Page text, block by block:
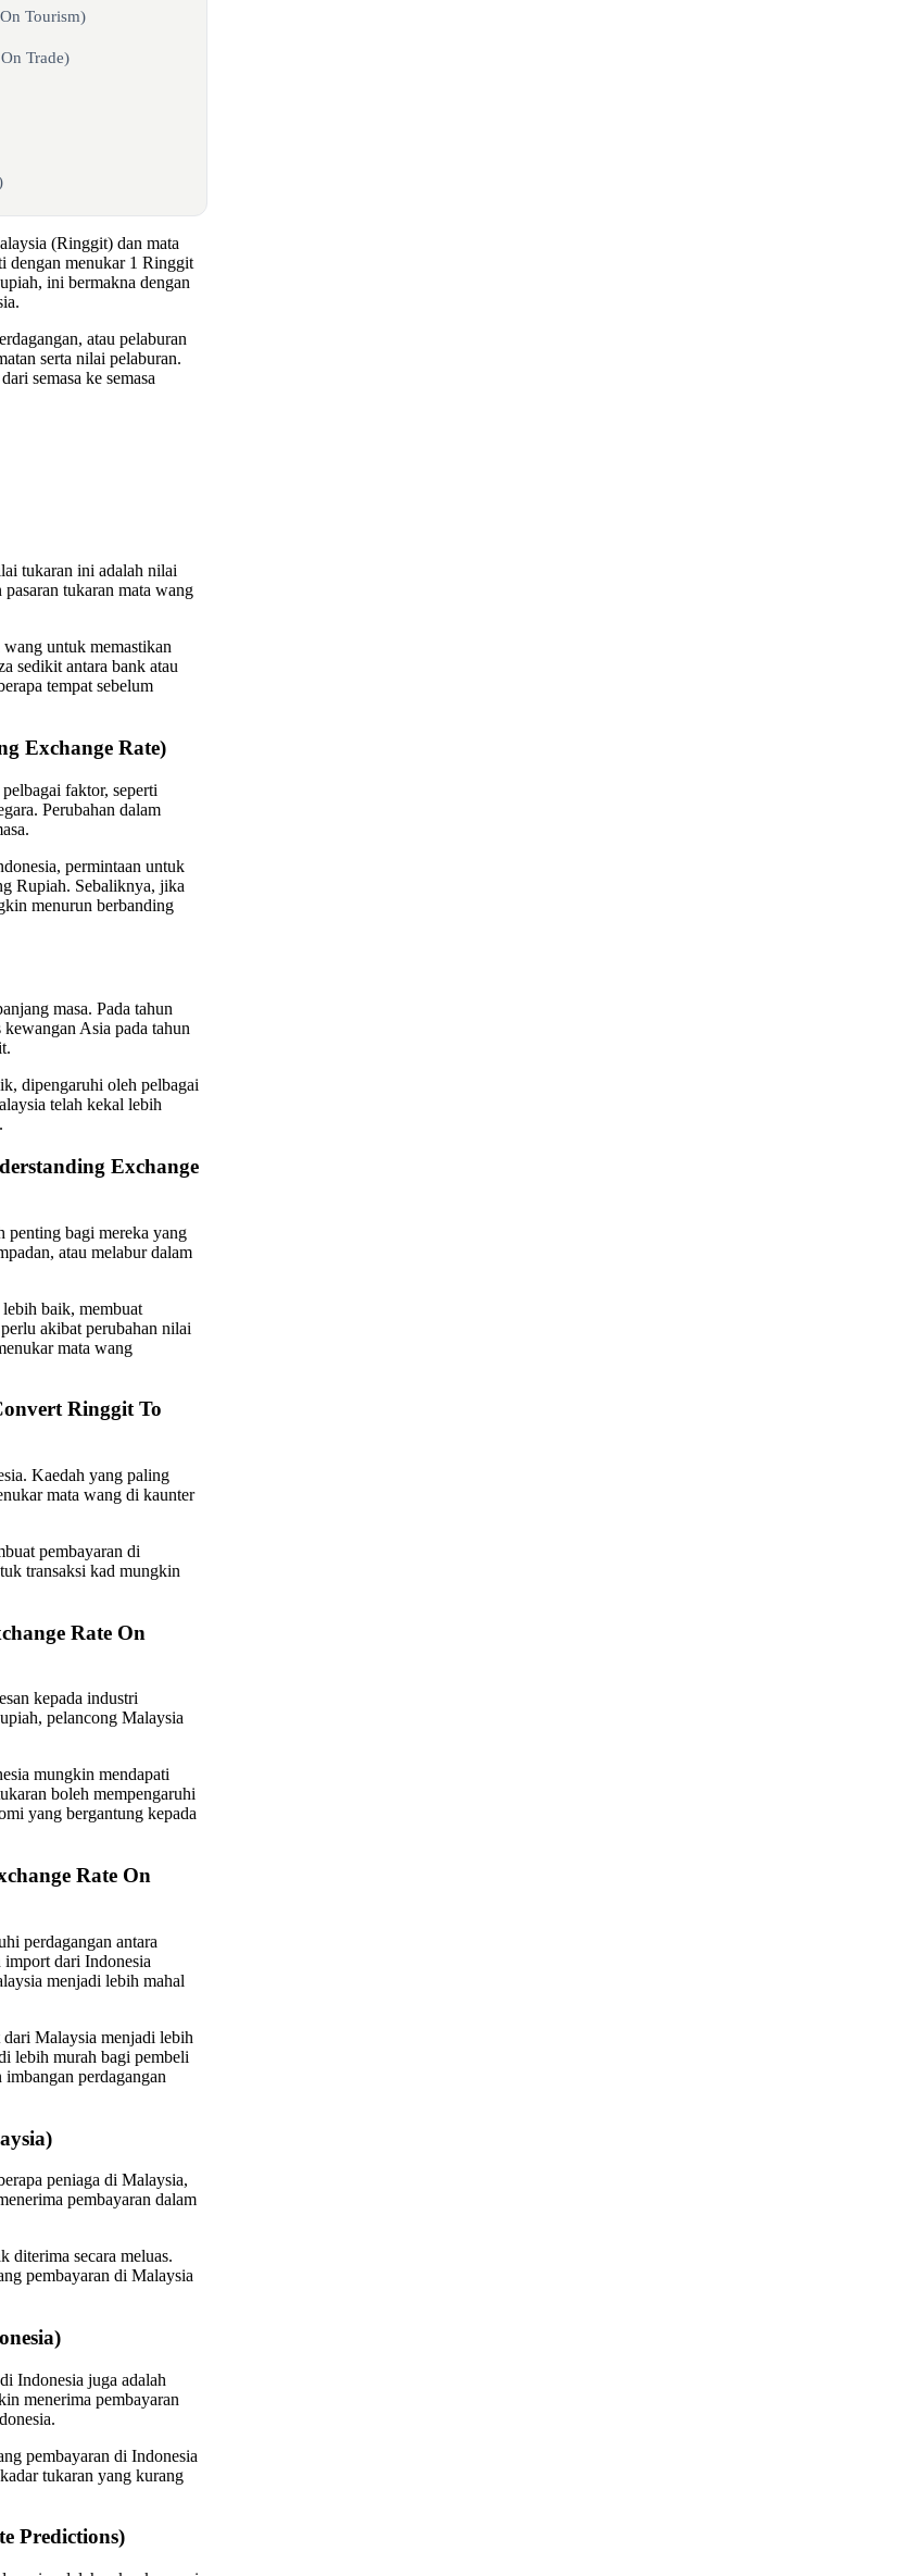
Tourism)
Trade)
(Ringgit) dan mata
dengan menukar 1 Ringgit
ini bermakna dengan
atau pelaburan
serta nilai pelaburan.
semasa ke semasa
tukaran ini adalah nilai
pasaran tukaran mata wang
untuk memastikan
sedikit antara bank atau
tempat sebelum
Exchange Rate)
faktor, seperti
Perubahan dalam
permintaan untuk
Rupiah. Sebaliknya, jika
menurun berbanding
masa. Pada tahun
Asia pada tahun
dipengaruhi oleh pelbagai
telah kekal lebih
Exchange
penting bagi mereka yang
atau melabur dalam
baik, membuat
akibat perubahan nilai
mata wang
Ringgit To
Kaedah yang paling
mata wang di kaunter
pembayaran di
transaksi kad mungkin
Rate On
kepada industri
pelancong Malaysia
mungkin mendapati
boleh mempengaruhi
yang bergantung kepada
Rate On
perdagangan antara
dari Indonesia
menjadi lebih mahal
Malaysia menjadi lebih
lebih murah bagi pembeli
perdagangan
peniaga di Malaysia,
pembayaran dalam
diterima secara meluas.
pembayaran di Malaysia
Indonesia juga adalah
menerima pembayaran
pembayaran di Indonesia
tukaran yang kurang
Predictions)